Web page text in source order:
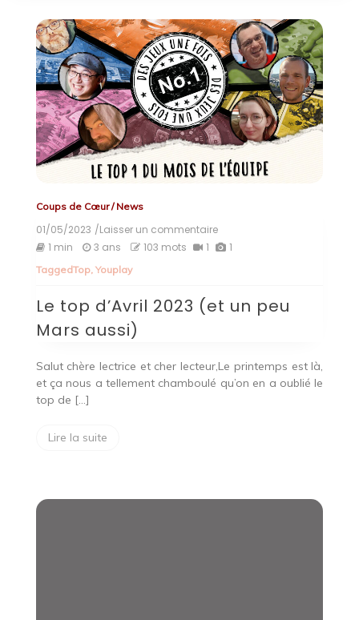
Coups de Cœur/News
01/05/2023 /Laisser un commentaireon
Le
(et
un
aussi)
1 min 3 ans 103 mots 1 1
TaggedTop, Youplay
Le top d’Avril 2023 (et un peu
Mars aussi)
Salut chère lectrice et cher lecteur,Le printemps est là,
et ça nous a tellement chamboulé qu’on en a oublié le
top de […]
Lire la suite